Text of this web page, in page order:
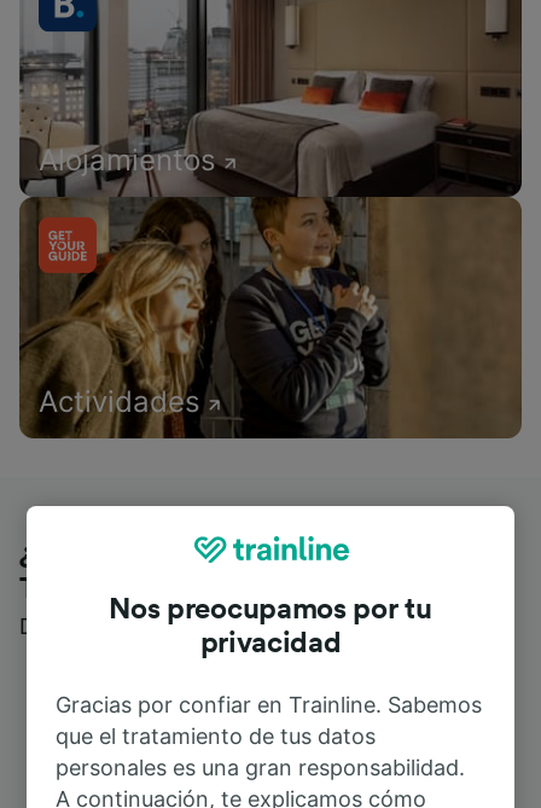
Alojamientos
Actividades
¿Qué piensan nuestros clientes de
Trainline?
Descubre reseñas reales de nuestros viajeros
Nos preocupamos por tu
privacidad
Gracias por confiar en Trainline. Sabemos
que el tratamiento de tus datos
personales es una gran responsabilidad.
A continuación, te explicamos cómo